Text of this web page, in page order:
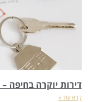
דירות יוקרה בחיפה
קרא עוד »